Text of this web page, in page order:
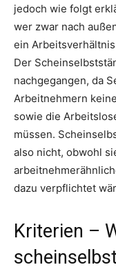
jedoch wie folgt
wer zwar nach
ein
Der
nachgegangen, da
Arbeitnehmern
sowie die
müssen.
also nicht, obwohl
dazu verpflichtet
Kriterien –